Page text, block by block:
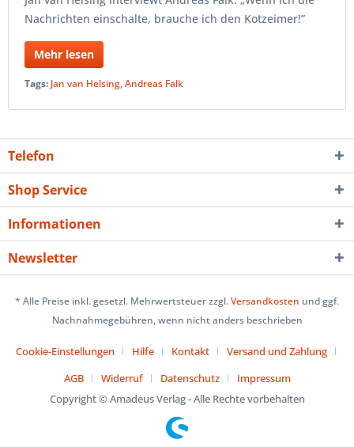
Nachrichten einschalte, brauche ich den Kotzeimer!”
Mehr lesen
Tags: Jan van Helsing,Andreas Falk
Telefon
Shop Service
Informationen
Newsletter
* Alle Preise inkl. gesetzl. Mehrwertsteuer zzgl.Versandkosten und ggf.
Nachnahmegebühren, wenn nicht anders beschrieben
Cookie-Einstellungen Hilfe Kontakt
Versand und Zahlung
AGB
Widerruf Datenschutz
Impressum
Copyright © Amadeus Verlag - Alle Rechte vorbehalten